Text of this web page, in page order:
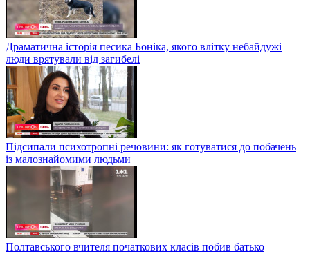
Драматична історія песика Боніка, якого влітку небайдужі
люди врятували від загибелі
Підсипали психотропні речовини: як готуватися до побачень
із малознайомими людьми
Полтавського вчителя початкових класів побив батько